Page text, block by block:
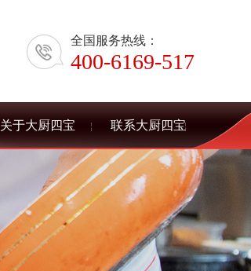
全国服务热线：
400-6169-517
关于大厨四宝 联系大厨四宝